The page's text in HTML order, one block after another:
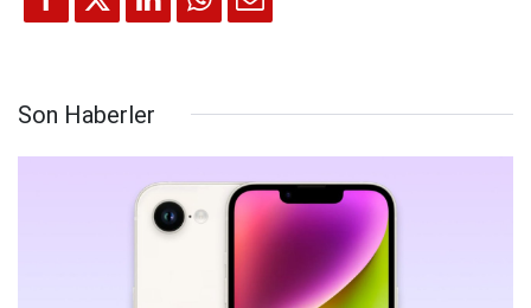
Son Haberler